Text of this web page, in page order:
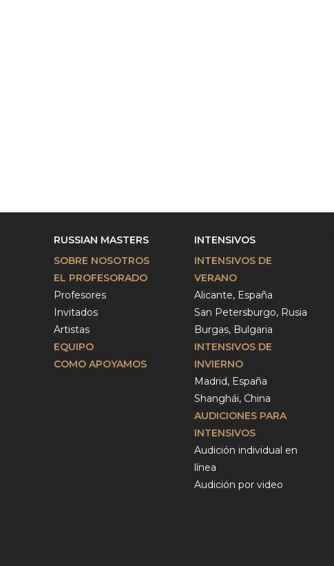
RUSSIAN MASTERS
SOBRE NOSOTROS
EL PROFESORADO
Profesores
Invitados
Artistas
EQUIPO
COMO APOYAMOS
INTENSIVOS
INTENSIVOS DE
VERANO
Alicante, España
San Petersburgo, Rusia
Burgas, Bulgaria
INTENSIVOS DE
INVIERNO
Madrid, España
Shanghái, China
AUDICIONES PARA
INTENSIVOS
Audición individual en
línea
Audición por video